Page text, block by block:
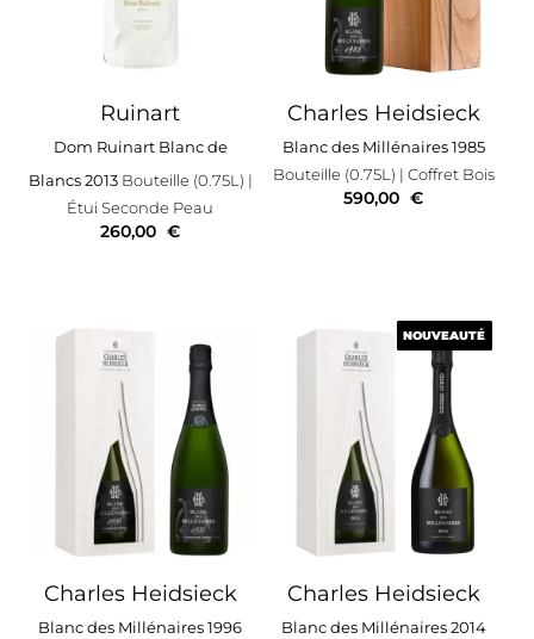
Ruinart
Dom Ruinart Blanc de
Blancs 2013Bouteille (0.75L) |
Étui Seconde Peau
260,00 €
Charles Heidsieck
Blanc des Millénaires 1985
Bouteille (0.75L) | Coffret Bois
590,00 €
Charles Heidsieck
Blanc des Millénaires 1996
NOUVEAUTÉ
Charles Heidsieck
Blanc des Millénaires 2014
NOUVEAUTÉ